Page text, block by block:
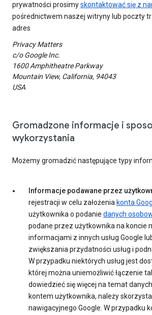
prywatności prosimyskontaktować się z
pośrednictwem naszej witryny lub poczty
adres
Privacy Matters
c/o Google Inc.
1600 Amphitheatre Parkway
Mountain View, California, 94043
USA
Gromadzone informacje i
wykorzystania
Możemy gromadzić następujące typy
Informacje podawane przez
rejestracji w celu założenia konta
użytkownika o podanie danych
podane przez użytkownika na koncie
informacjami z innych usług Google
zwiększania przydatności usług i
W przypadku niektórych usług jest
której można uniemożliwić łączenie
dowiedzieć się więcej na temat
kontem użytkownika, należy
nawigacyjnego Google. W przypadku